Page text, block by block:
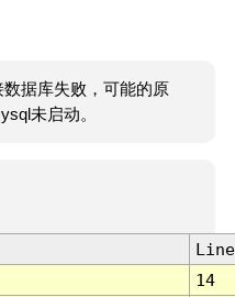
据库失败，可能的原
未启动。
Line
14